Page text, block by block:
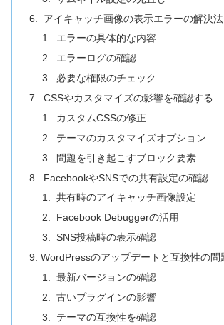
アイキャッチ画像の表示エラーの解決法
エラーの具体的な内容
エラーログの確認
必要な権限のチェック
CSSやカスタマイズの影響を確認する
カスタムCSSの修正
テーマのカスタマイズオプション
問題を引き起こすブロック要素
FacebookやSNSでの共有設定の確認
共有時のアイキャッチ画像設定
Facebook Debuggerの活用
SNS投稿時の表示確認
WordPressのアップデートと互換性の問
最新バージョンの確認
古いプラグインの影響
テーマの互換性を確認